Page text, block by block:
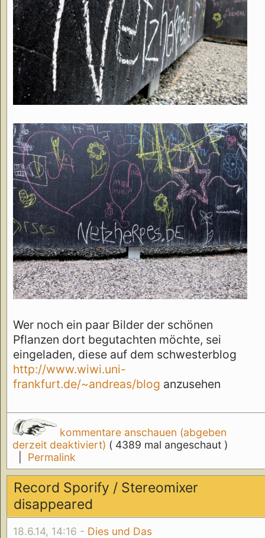
Wer noch ein paar Bilder der schönen
Pflanzen dort begutachten möchte, sei
eingeladen, diese auf dem schwesterblog
http://www.wiwi.uni-
frankfurt.de/~andreas/blog anzusehen
kommentare anschauen (abgeben
derzeit deaktiviert) ( 4389 mal angeschaut )
Permalink
Record Sporify / Stereomixer
disappeared
18.6.14, 14:16 - Dies und Das